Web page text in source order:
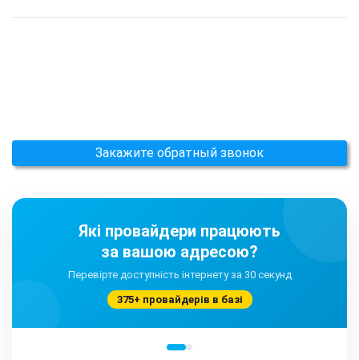
Закажите обратный звонок
Які провайдери працюють
за вашою адресою?
Перевірте доступність інтернету за 30 секунд
375+ провайдерів в базі